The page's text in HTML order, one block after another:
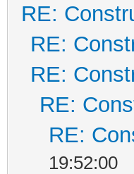
RE:
RE:
RE:
RE:
RE:
19:52:00